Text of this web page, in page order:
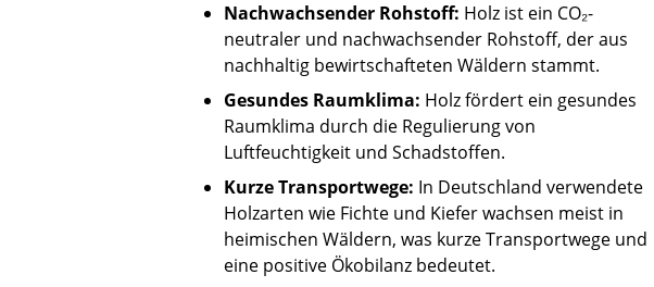
Nachwachsender Rohstoff: Holz ist ein CO₂-
neutraler und nachwachsender Rohstoff, der aus
nachhaltig bewirtschafteten Wäldern stammt.
Gesundes Raumklima: Holz fördert ein gesundes
Raumklima durch die Regulierung von
Luftfeuchtigkeit und Schadstoffen.
Kurze Transportwege: In Deutschland verwendete
Holzarten wie Fichte und Kiefer wachsen meist in
heimischen Wäldern, was kurze Transportwege und
eine positive Ökobilanz bedeutet.